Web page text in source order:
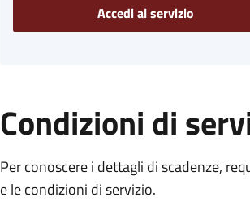
Accedi al servizio
Condizioni di
Per conoscere i dettagli di scadenze,
e le condizioni di servizio.